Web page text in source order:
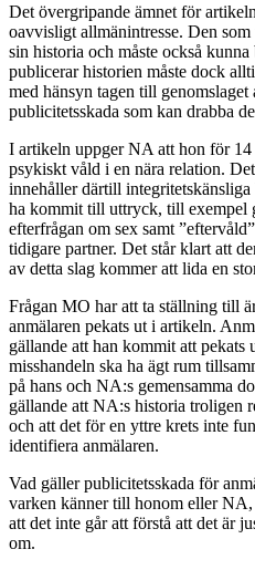
Det övergripande ämnet för
oavvisligt allmänintresse. Den
sin historia och måste också
publicerar historien måste dock
med hänsyn tagen till
publicitetsskada som kan drabba
I artikeln uppger NA att hon för 14
psykiskt våld i en nära relation.
innehåller därtill
ha kommit till uttryck, till exempel
efterfrågan om sex samt
tidigare partner. Det står klart att
av detta slag kommer att lida en
Frågan MO har att ta ställning till
anmälaren pekats ut i artikeln.
gällande att han kommit att pekats
misshandeln ska ha ägt rum
på hans och NA:s gemensamma
gällande att NA:s historia troligen
och att det för en yttre krets inte
identifiera anmälaren.
Vad gäller publicitetsskada för
varken känner till honom eller
att det inte går att förstå att det är
om.